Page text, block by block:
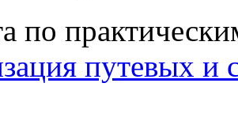
по
путевых и